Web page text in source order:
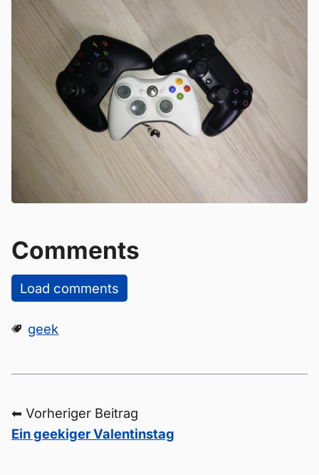
Comments
Load comments
geek
⬅ Vorheriger Beitrag
Ein geekiger Valentinstag